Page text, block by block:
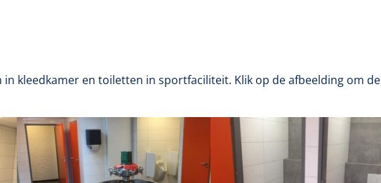
kleedkamer en toiletten in sportfaciliteit. Klik op de afbeelding om de